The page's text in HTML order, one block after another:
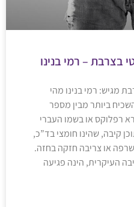
בצרבת – רמי בנינו
מגיש: רמי בנינו מהי
ביותר מבין מספר
רפלוקס או בשמו העברי
קיבה, שהינו חומצי בד”כ,
או צריבה חזקה בחזה.
העיקרית, הינה פגיעה